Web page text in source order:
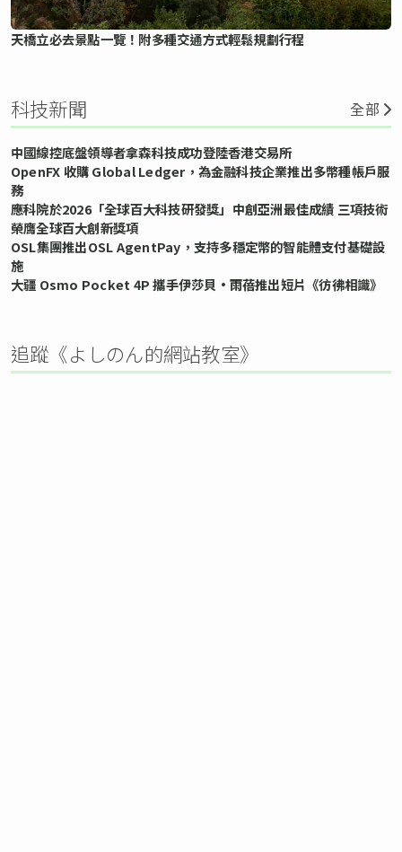
天橋立必去景點一覽！附多種交通方式輕鬆規劃行程
科技新聞 全部
中國線控底盤領導者拿森科技成功登陸香港交易所
OpenFX 收購 Global Ledger，為金融科技企業推出多幣種帳戶服
務
應科院於2026「全球百大科技研發獎」中創亞洲最佳成績 三項技術
榮膺全球百大創新獎項
OSL集團推出OSL AgentPay，支持多穩定幣的智能體支付基礎設
施
大疆 Osmo Pocket 4P 攜手伊莎貝•雨蓓推出短片《彷彿相識》
追蹤《よしのん的網站教室》